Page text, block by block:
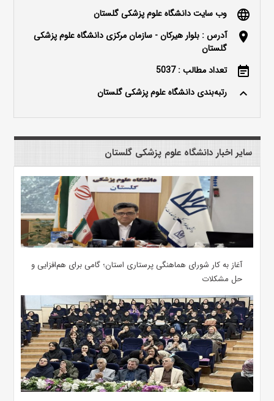
language وب سایت دانشگاه علوم پزشکی گلستان
location_on
آدرس : بلوار هیرکان - سازمان مرکزی دانشگاه علوم پزشکی
گلستان
event_note تعداد مطالب : 5037
keyboard_arrow_up رتبه‌بندی دانشگاه علوم پزشکی گلستان
سایر اخبار دانشگاه علوم پزشکی گلستان
آغاز به کار شورای هماهنگی پرستاری استان؛ گامی برای هم‌افزایی و
حل مشکلات